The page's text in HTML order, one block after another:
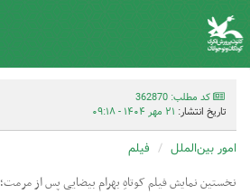
کد مطلب: 362870
تاریخ انتشار: ۲۱ مهر ۱۴۰۴ - ۰۹:۱۸
امور بین‌الملل فیلم
نخستین نمایش فیلم کوتاهِ بهرام بیضایی پس از مرمت؛